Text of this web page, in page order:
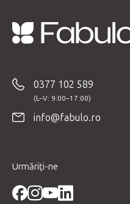
0377 102 589
info@fabulo.ro
Urmăriți-ne